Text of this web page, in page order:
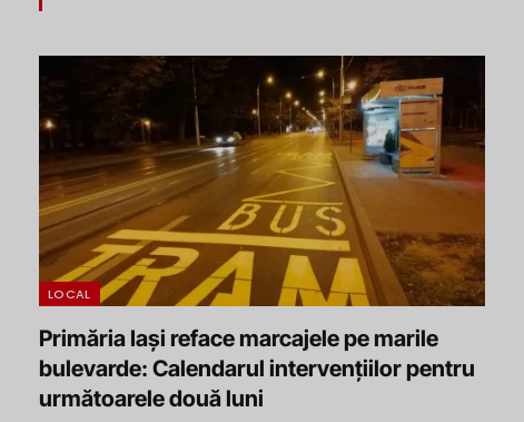
LOCAL
Primăria Iași reface marcajele pe marile
bulevarde: Calendarul intervențiilor pentru
următoarele două luni